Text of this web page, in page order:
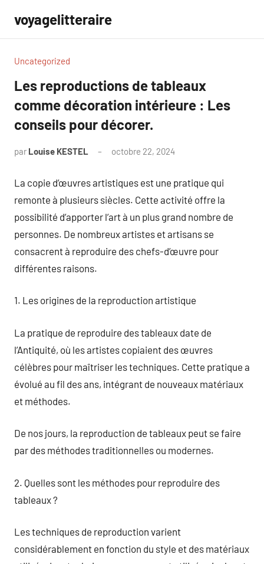
contenu
voyagelitteraire
Uncategorized
Les reproductions de tableaux
comme décoration intérieure : Les
conseils pour décorer.
par Louise KESTEL octobre 22, 2024
La copie d’œuvres artistiques est une pratique qui
remonte à plusieurs siècles. Cette activité offre la
possibilité d’apporter l’art à un plus grand nombre de
personnes. De nombreux artistes et artisans se
consacrent à reproduire des chefs-d’œuvre pour
différentes raisons.
1. Les origines de la reproduction artistique
La pratique de reproduire des tableaux date de
l’Antiquité, où les artistes copiaient des œuvres
célèbres pour maîtriser les techniques. Cette pratique a
évolué au fil des ans, intégrant de nouveaux matériaux
et méthodes.
De nos jours, la reproduction de tableaux peut se faire
par des méthodes traditionnelles ou modernes.
2. Quelles sont les méthodes pour reproduire des
tableaux ?
Les techniques de reproduction varient
considérablement en fonction du style et des matériaux